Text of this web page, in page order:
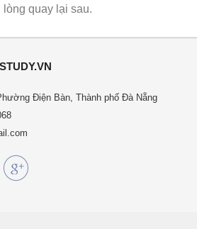
lòng quay lại sau.
Điện Bàn, Thành phố Đà Nẵng